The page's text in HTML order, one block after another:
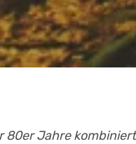
80er Jahre